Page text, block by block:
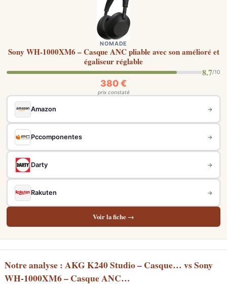
NOMADE
Sony WH-1000XM6 – Casque ANC pliable avec son amélioré et
égaliseur réglable
8.7/10
380 €
prix constaté
Amazon →
Pccomponentes →
Darty →
Rakuten →
Voir la fiche →
Notre analyse : AKG K240 Studio – Casque… vs Sony
WH-1000XM6 – Casque ANC…